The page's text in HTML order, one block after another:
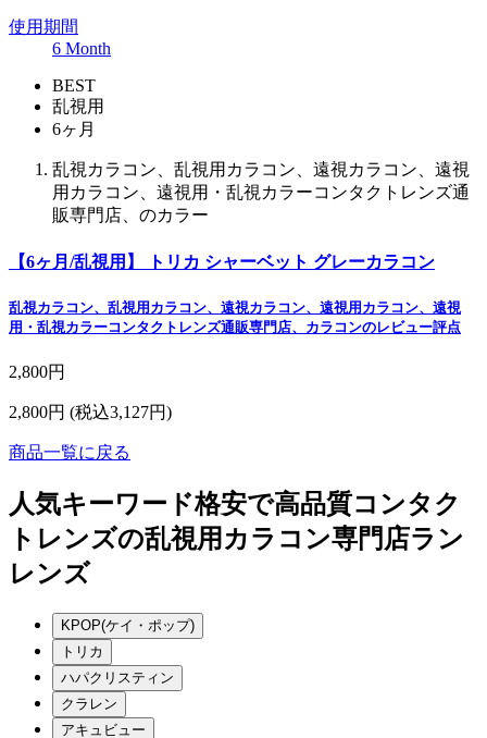
使用期間
6 Month
BEST
乱視用
6ヶ月
乱視カラコン、乱視用カラコン、遠視カラコン、遠視
用カラコン、遠視用・乱視カラーコンタクトレンズ通
販専門店、のカラー
【6ヶ月/乱視用】 トリカ シャーベット グレーカラコン
乱視カラコン、乱視用カラコン、遠視カラコン、遠視用カラコン、遠視
用・乱視カラーコンタクトレンズ通販専門店、カラコンのレビュー評点
2,800円
2,800円 (税込3,127円)
商品一覧に戻る
人気キーワード格安で高品質コンタク
トレンズの乱視用カラコン専門店ラン
レンズ